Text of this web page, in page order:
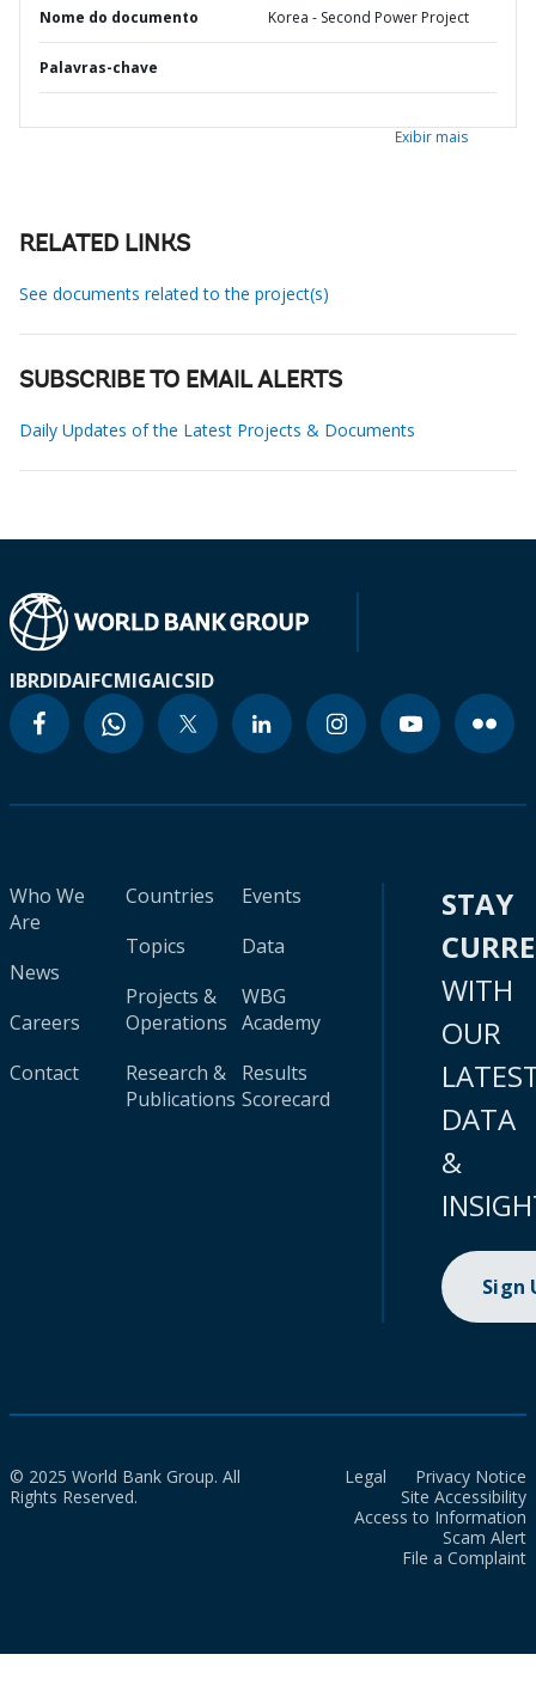
Nome do documento Korea - Second Power Project
Palavras-chave
Exibir mais
RELATED LINKS
See documents related to the project(s)
SUBSCRIBE TO EMAIL ALERTS
Daily Updates of the Latest Projects & Documents
IBRDIDAIFCMIGAICSID
Who We
Are
News
Careers
Contact
Countries
Topics
Projects &
Operations
Research &
Publications
Events
Data
WBG
Academy
Results
Scorecard
STAY
WITH
OUR
DATA
&
Sign
© 2025 World Bank Group. All
Rights Reserved.
Legal
Privacy Notice
Site Accessibility
Access to Information
Scam Alert
File a Complaint